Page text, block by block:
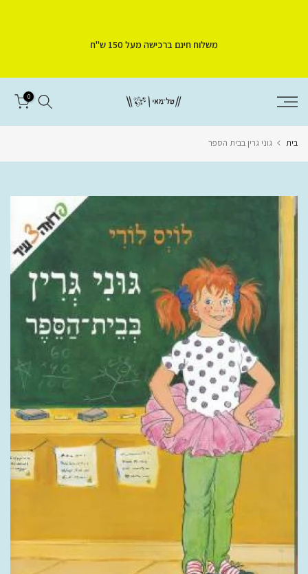
משלוח חינם ברכישה מעל 150 ש"ח
0
בית גוני גרין בבית הספר